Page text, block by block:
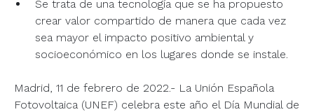
Se trata de una tecnología que se ha propuesto
crear valor compartido de manera que cada vez
sea mayor el impacto positivo ambiental y
socioeconómico en los lugares donde se instale.
Madrid, 11 de febrero de 2022.- La Unión Española
Fotovoltaica (UNEF) celebra este año el Día Mundial de